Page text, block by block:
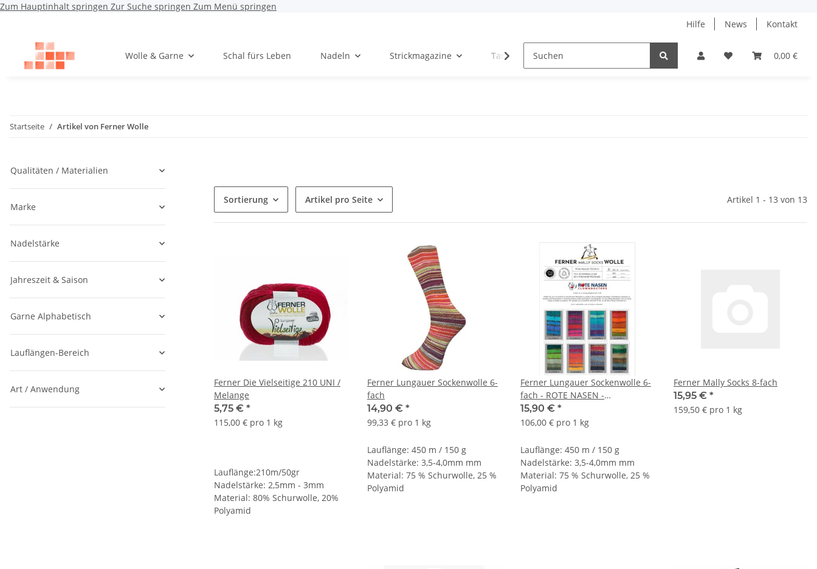
Zum Hauptinhalt springen Zur Suche springen Zum Menü springen
Hilfe News Kontakt
0,00 €
Wolle & Garne Schal fürs Leben Nadeln Strickmagazine Tanja Steinbach
Startseite Artikel von Ferner Wolle
Sortierung Artikel pro Seite Artikel 1 - 13 von 13
Ferner Die Vielseitige 210 UNI /
Melange
5,75 € *
115,00 € pro 1 kg
Lauflänge:210m/50gr
Nadelstärke: 2,5mm - 3mm
Material: 80% Schurwolle, 20%
Polyamid
Ferner Lungauer Sockenwolle 6-
fach
14,90 € *
99,33 € pro 1 kg
Lauflänge: 450 m / 150 g
Nadelstärke: 3,5-4,0mm mm
Material: 75 % Schurwolle, 25 %
Polyamid
Ferner Lungauer Sockenwolle 6-
fach - ROTE NASEN -
Clowndoctors Edition |
15,90 € *
106,00 € pro 1 kg
Lauflänge: 450 m / 150 g
Nadelstärke: 3,5-4,0mm mm
Material: 75 % Schurwolle, 25 %
Polyamid
Ferner Mally Socks 8-fach
15,95 € *
159,50 € pro 1 kg
Qualitäten / Materialien
Marke
Nadelstärke
Jahreszeit & Saison
Garne Alphabetisch
Lauflängen-Bereich
Art / Anwendung